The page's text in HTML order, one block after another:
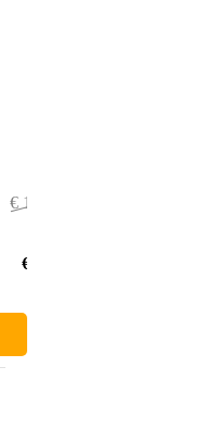
€ 110,20
€ 109,-